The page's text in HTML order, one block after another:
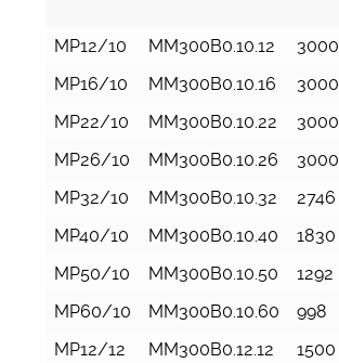
MP12/10 MM300B0.10.12 3000
MP16/10
MM300B0.10.16 3000
MP22/10
MM300B0.10.22 3000
MP26/10
MM300B0.10.26 3000
MP32/10
MM300B0.10.32 2746
MP40/10
MM300B0.10.40 1830
MP50/10
MM300B0.10.50 1292
MP60/10
MM300B0.10.60 998
MP12/12
MM300B0.12.12 1500